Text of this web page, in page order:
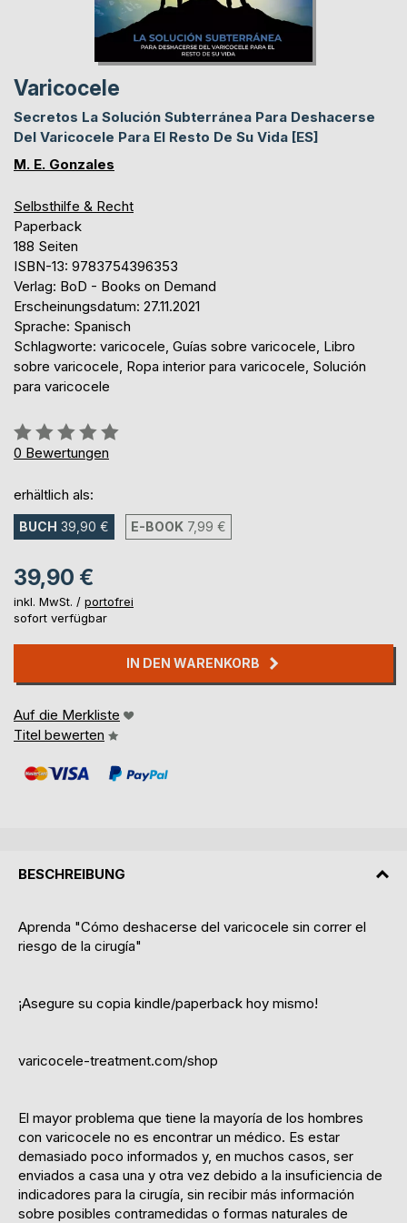
Varicocele
Secretos La Solución Subterránea Para Deshacerse
Del Varicocele Para El Resto De Su Vida [ES]
M. E. Gonzales
Selbsthilfe & Recht
Paperback
188 Seiten
ISBN-13: 9783754396353
Verlag: BoD - Books on Demand
Erscheinungsdatum: 27.11.2021
Sprache: Spanisch
Schlagworte: varicocele, Guías sobre varicocele, Libro
sobre varicocele, Ropa interior para varicocele, Solución
para varicocele
Bewertung::
0%
0 Bewertungen
erhältlich als:
BUCH 39,90 € E-BOOK 7,99 €
39,90 €
inkl. MwSt. / portofrei
sofort verfügbar
IN DEN WARENKORB
Auf die Merkliste
Titel bewerten
BESCHREIBUNG
Aprenda "Cómo deshacerse del varicocele sin correr el
riesgo de la cirugía"
¡Asegure su copia kindle/paperback hoy mismo!
varicocele-treatment.com/shop
El mayor problema que tiene la mayoría de los hombres
con varicocele no es encontrar un médico. Es estar
demasiado poco informados y, en muchos casos, ser
enviados a casa una y otra vez debido a la insuficiencia de
indicadores para la cirugía, sin recibir más información
sobre posibles contramedidas o formas naturales de